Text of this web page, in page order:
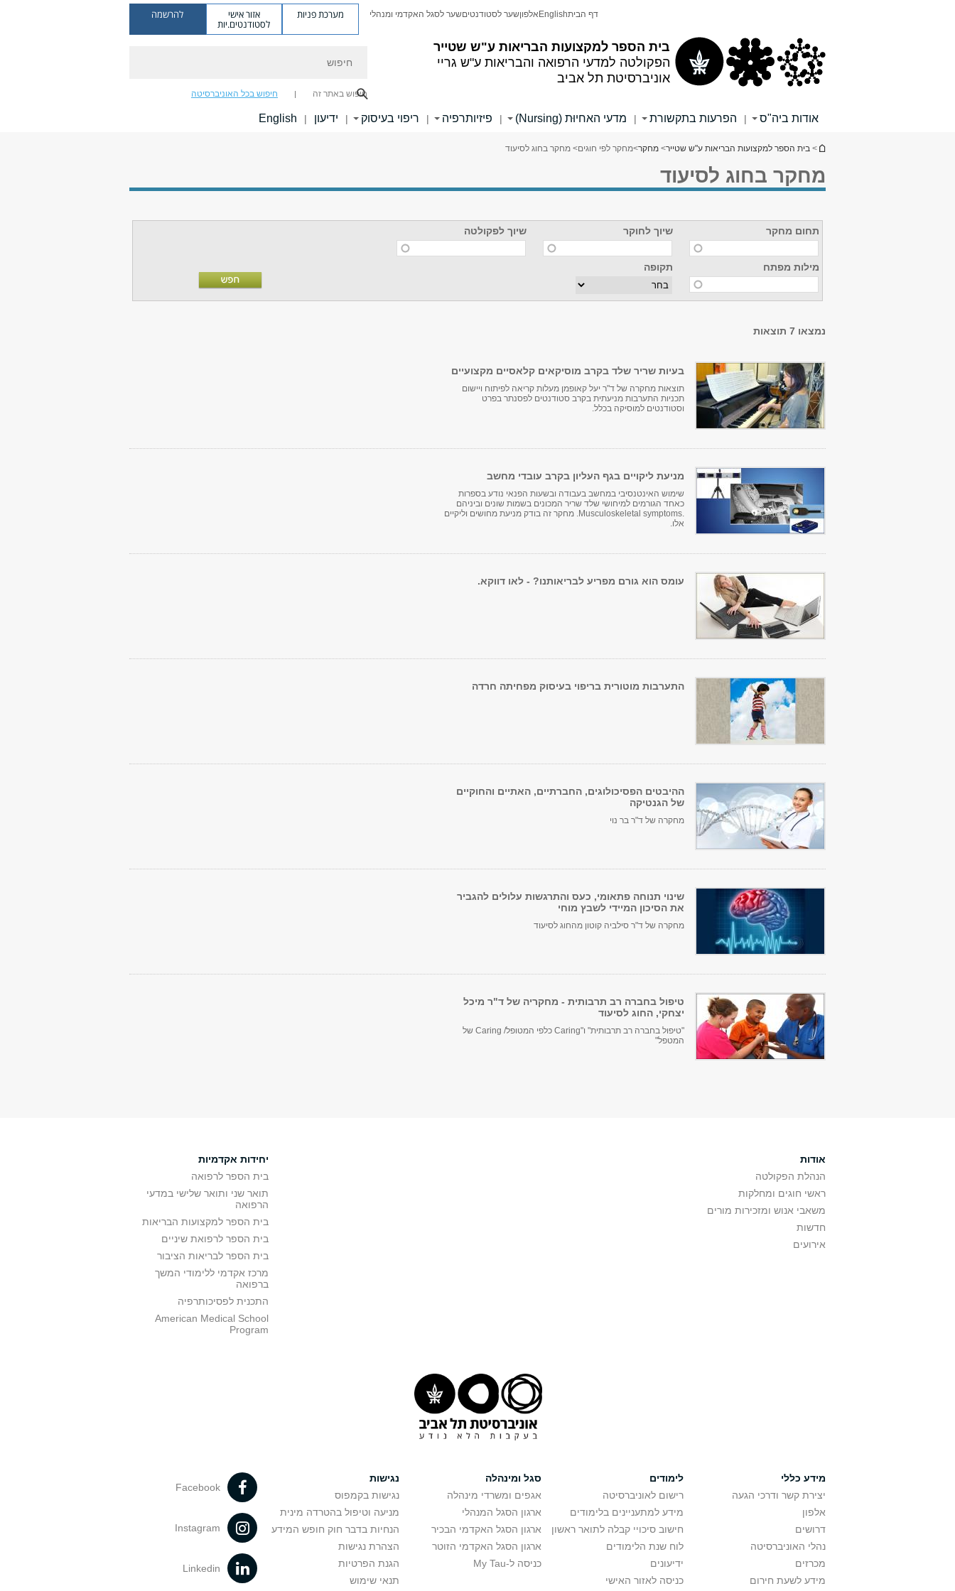
בית הספר למקצועות הבריאות ע"ש שטייר
הפקולטה למדעי הרפואה והבריאות ע"ש גריי
אוניברסיטת תל אביב
דף הביתEnglish אלפוןשער לסטודנטיםשער לסגל האקדמי ומנהלי מערכת פניות אזור אישי
לסטודנטים.יות
להרשמה
חיפוש באתר זה חיפוש בכל האוניברסיטה
אודות ביה"ס | הפרעות בתקשורת | מדעי האחיוּת (Nursing) | פיזיותרפיה | ריפוי בעיסוק | ידיעון |
English
הינך נמצא כאן
> בית הספר למקצועות הבריאות ע"ש שטייר> מחקר>מחקר לפי חוגים> מחקר בחוג לסיעוד
מחקר בחוג לסיעוד
תחום מחקר שיוך לחוקר שיוך לפקולטה
מילות מפתח תקופה
נמצאו 7 תוצאות
בעיות שריר שלד בקרב מוסיקאים קלאסיים מקצועיים
תוצאות מחקרה של ד"ר יעל קאופמן מעלות קריאה לפיתוח ויישום
תכניות התערבות מניעתית בקרב סטודנטים לפסנתר בפרט
וסטודנטים למוסיקה בכלל.
מניעת ליקויים בגף העליון בקרב עובדי מחשב
שימוש האינטנסיבי במחשב בעבודה ובשעות הפנאי נודע בספרות
כאחד הגורמים למיחושי שלד שריר המכונים בשמות שונים וביניהם
.Musculoskeletal symptoms. מחקר זה בודק מניעת מחושים וליקיים
אלו.
עומס הוא גורם מפריע לבריאותנו? - לאו דווקא.
התערבות מוטורית בריפוי בעיסוק מפחיתה חרדה
ההיבטים הפסיכולוגים, החברתיים, האתיים והחוקיים
של הגנטיקה
מחקרה של ד"ר בר נוי
שינוי תנוחה פתאומי, כעס והתרגשות עלולים להגביר
את הסיכון המיידי לשבץ מוחי
מחקרה של ד"ר סילביה קוטון מהחוג לסיעוד
טיפול בחברה רב תרבותית - מחקריה של ד"ר מיכל
יצחקי, החוג לסיעוד
"טיפול בחברה רב תרבותית" ו"Caring כלפי המטופל/ Caring של
המטפל"
אודות
הנהלת הפקולטה
ראשי חוגים ומחלקות
משאבי אנוש ומזכירות מורים
חדשות
אירועים
יחידות אקדמיות
בית הספר לרפואה
תואר שני ותואר שלישי במדעי
הרפואה
בית הספר למקצועות הבריאות
בית הספר לרפואת שיניים
בית הספר לבריאות הציבור
מרכז אקדמי ללימודי המשך
ברפואה
התכנית לפסיכותרפיה
American Medical School
Program
מידע כללי
יצירת קשר ודרכי הגעה
אלפון
דרושים
נהלי האוניברסיטה
מכרזים
מידע לשעת חירום
לימודים
רישום לאוניברסיטה
מידע למתעניינים בלימודים
חישוב סיכויי קבלה לתואר ראשון
לוח שנת הלימודים
ידיעונים
כניסה לאזור האישי
סגל ומינהלה
אגפים ומשרדי מינהלה
ארגון הסגל המנהלי
ארגון הסגל האקדמי הבכיר
ארגון הסגל האקדמי הזוטר
כניסה ל-My Tau
נגישות
נגישות בקמפוס
מניעה וטיפול בהטרדה מינית
הנחיות בדבר חוק חופש המידע
הצהרת נגישות
הגנת הפרטיות
תנאי שימוש
Facebook
Instagram
Linkedin